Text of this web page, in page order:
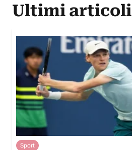
Ultimi articoli
Sport